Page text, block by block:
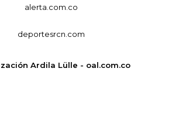
alerta.com.co
deportesrcn.com
Ardila Lülle - oal.com.co